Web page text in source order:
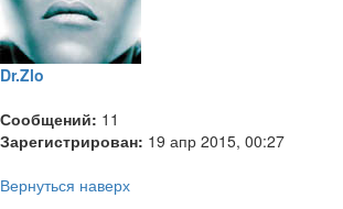
Dr.Zlo
Сообщений: 11
Зарегистрирован: 19 апр 2015, 00:27
Вернуться наверх